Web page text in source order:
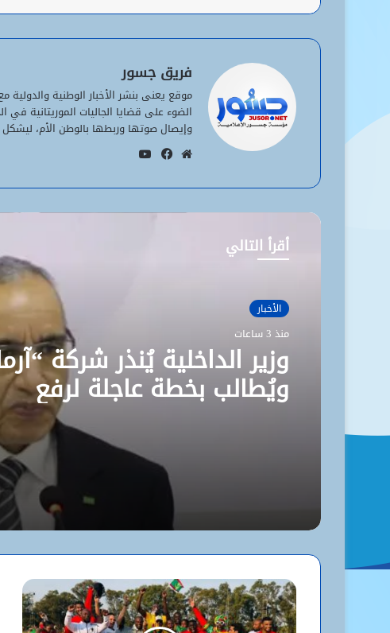
فريق جسور
موقع يعنى بنشر الأخبار الوطنية
الضوء على قضايا الجاليات الموريتانية
وإيصال صوتها وربطها بالوطن الأم،
الويب
أقرأ التالي
الأخبار
منذ 3 ساعات
وزير الداخلية يُنذر شركة
ويُطالب بخطة عاجلة لرفع
مستوى نظافة نواكشوط